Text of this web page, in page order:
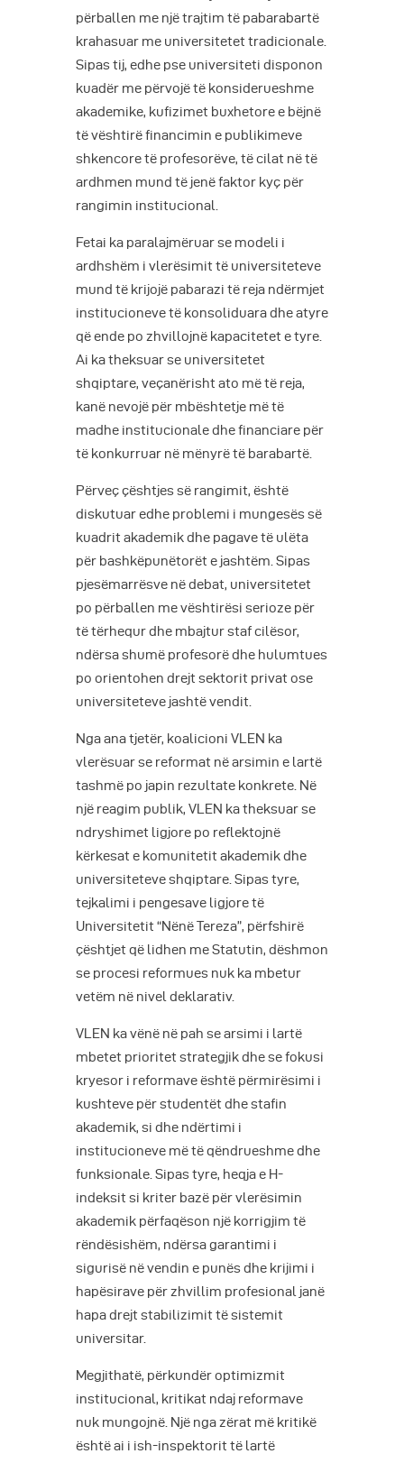
përballen me një trajtim të pabarabartë
krahasuar me universitetet tradicionale.
Sipas tij, edhe pse universiteti disponon
kuadër me përvojë të konsiderueshme
akademike, kufizimet buxhetore e bëjnë
të vështirë financimin e publikimeve
shkencore të profesorëve, të cilat në të
ardhmen mund të jenë faktor kyç për
rangimin institucional.
Fetai ka paralajmëruar se modeli i
ardhshëm i vlerësimit të universiteteve
mund të krijojë pabarazi të reja ndërmjet
institucioneve të konsoliduara dhe atyre
që ende po zhvillojnë kapacitetet e tyre.
Ai ka theksuar se universitetet
shqiptare, veçanërisht ato më të reja,
kanë nevojë për mbështetje më të
madhe institucionale dhe financiare për
të konkurruar në mënyrë të barabartë.
Përveç çështjes së rangimit, është
diskutuar edhe problemi i mungesës së
kuadrit akademik dhe pagave të ulëta
për bashkëpunëtorët e jashtëm. Sipas
pjesëmarrësve në debat, universitetet
po përballen me vështirësi serioze për
të tërhequr dhe mbajtur staf cilësor,
ndërsa shumë profesorë dhe hulumtues
po orientohen drejt sektorit privat ose
universiteteve jashtë vendit.
Nga ana tjetër, koalicioni VLEN ka
vlerësuar se reformat në arsimin e lartë
tashmë po japin rezultate konkrete. Në
një reagim publik, VLEN ka theksuar se
ndryshimet ligjore po reflektojnë
kërkesat e komunitetit akademik dhe
universiteteve shqiptare. Sipas tyre,
tejkalimi i pengesave ligjore të
Universitetit “Nënë Tereza”, përfshirë
çështjet që lidhen me Statutin, dëshmon
se procesi reformues nuk ka mbetur
vetëm në nivel deklarativ.
VLEN ka vënë në pah se arsimi i lartë
mbetet prioritet strategjik dhe se fokusi
kryesor i reformave është përmirësimi i
kushteve për studentët dhe stafin
akademik, si dhe ndërtimi i
institucioneve më të qëndrueshme dhe
funksionale. Sipas tyre, heqja e H-
indeksit si kriter bazë për vlerësimin
akademik përfaqëson një korrigjim të
rëndësishëm, ndërsa garantimi i
sigurisë në vendin e punës dhe krijimi i
hapësirave për zhvillim profesional janë
hapa drejt stabilizimit të sistemit
universitar.
Megjithatë, përkundër optimizmit
institucional, kritikat ndaj reformave
nuk mungojnë. Një nga zërat më kritikë
është ai i ish-inspektorit të lartë